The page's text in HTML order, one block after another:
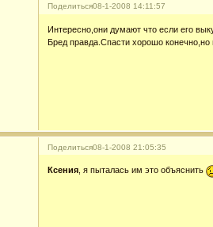
Поделиться08-1-2008 14:11:57
Интересно,они думают что если его
Бред правда.Спасти хорошо конечно,но
Поделиться08-1-2008 21:05:35
Ксения , я пыталась им это объяснить